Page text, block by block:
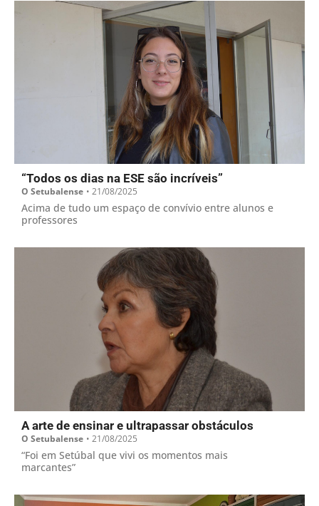
“Todos os dias na ESE são incríveis”
O Setubalense • 21/08/2025
Acima de tudo um espaço de convívio entre alunos e
professores
A arte de ensinar e ultrapassar obstáculos
O Setubalense • 21/08/2025
“Foi em Setúbal que vivi os momentos mais
marcantes”